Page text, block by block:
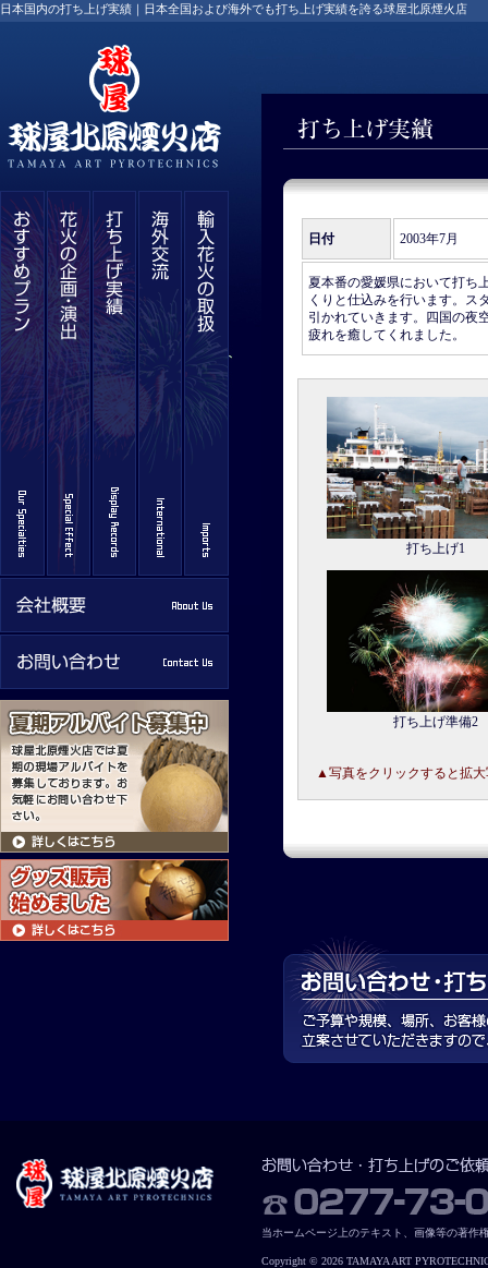
日本国内の打ち上げ実績｜日本全国および海外でも打ち上げ実績を誇る球屋北原煙火店
日付 2003年7月
夏本番の愛媛県において打ち
くりと仕込みを行います。ス
引かれていきます。四国の夜
疲れを癒してくれました。
打ち上げ1
打ち上げ準備2
▲写真をクリックすると拡
当ホームページ上のテキスト、画像等の著作
Copyright © 2026 TAMAYA ART